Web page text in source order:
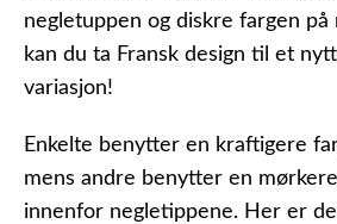
negletuppen og diskre fargen på
kan du ta Fransk design til et
variasjon!
Enkelte benytter en kraftigere
mens andre benytter en
innenfor negletippene. Her er